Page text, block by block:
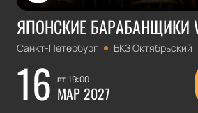
ЯПОНСКИЕ БАРАБАНЩИКИ
Санкт-Петербург БКЗ Октябрьский
16 вт, 19:00
МАР 2027